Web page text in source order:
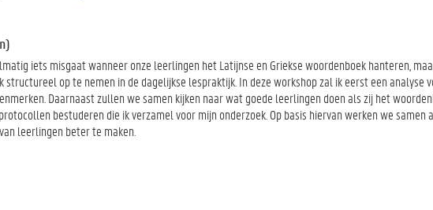
iets misgaat wanneer onze leerlingen het Latijnse en Griekse woordenboek hanteren,
structureel op te nemen in de dagelijkse lespraktijk. In deze workshop zal ik eerst een analyse
Daarnaast zullen we samen kijken naar wat goede leerlingen doen als zij het
bestuderen die ik verzamel voor mijn onderzoek. Op basis hiervan werken we
leerlingen beter te maken.